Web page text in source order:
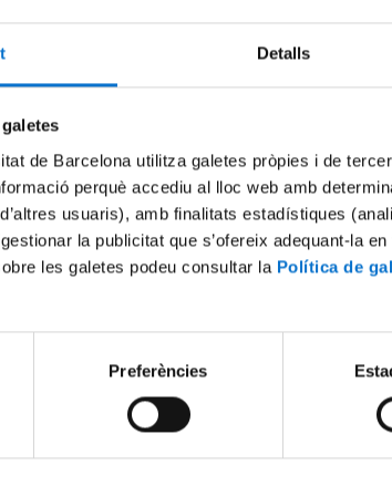
Detalls
de Barcelona utilitza galetes pròpies i de
perquè accediu al lloc web amb
usuaris), amb finalitats estadístiques
la publicitat que s’ofereix adequant-la
les galetes podeu consultar la Política de
Preferències
situation of
Current